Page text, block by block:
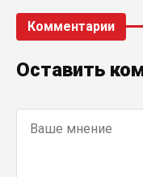
Комментарии
Оставить